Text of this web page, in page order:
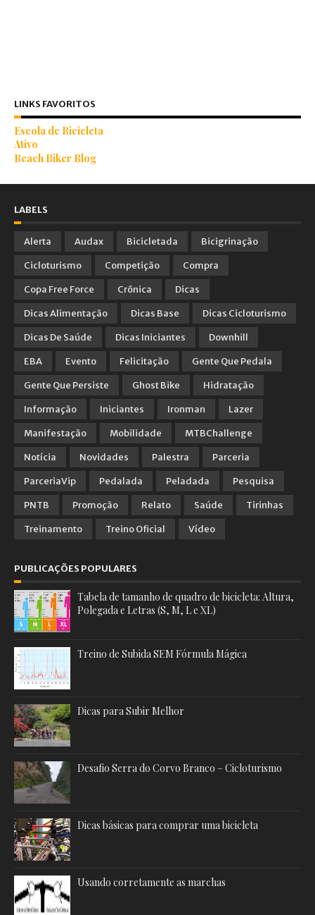
LINKS FAVORITOS
Escola de Bicicleta
Ativo
Beach Biker Blog
LABELS
Alerta Audax Bicicletada
Bicigrinação
Cicloturismo
Competição
Compra
Copa Free Force
Crônica
Dicas
Dicas Alimentação
Dicas Base
Dicas Cicloturismo
Dicas De Saúde
Dicas Iniciantes
Downhill
EBA
Evento Felicitação
Gente Que Pedala
Gente Que Persiste
Ghost Bike
Hidratação
Informação
Iniciantes Ironman
Lazer
Manifestação
Mobilidade
MTBChallenge
Notícia
Novidades Palestra
Parceria
ParceriaVip
Pedalada Peladada
Pesquisa
PNTB
Promoção Relato Saúde
Tirinhas
Treinamento
Treino Oficial Vídeo
PUBLICAÇÕES POPULARES
Tabela de tamanho de quadro de bicicleta: Altura,
Polegada e Letras (S, M, L e XL)
Treino de Subida SEM Fórmula Mágica
Dicas para Subir Melhor
Desafio Serra do Corvo Branco – Cicloturismo
Dicas básicas para comprar uma bicicleta
Usando corretamente as marchas